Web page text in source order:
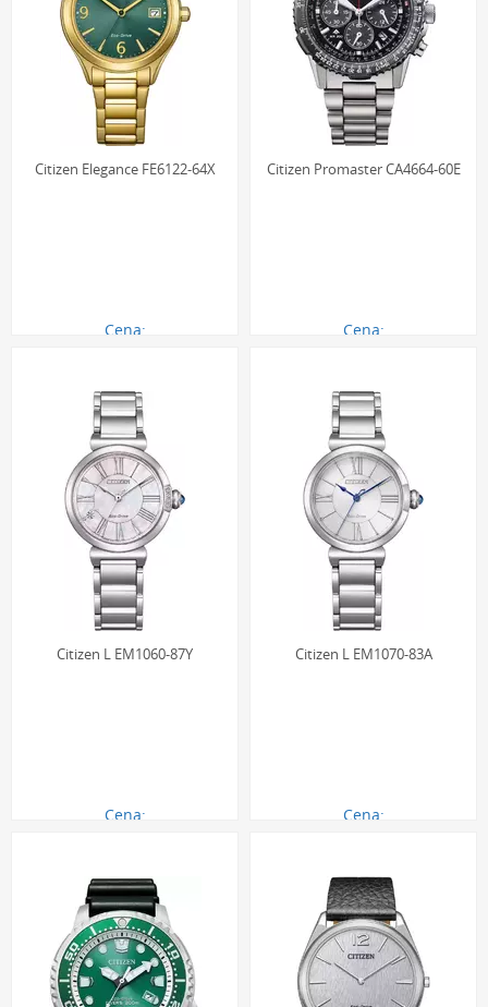
Citizen Elegance FE6122-64X
Cena:
Citizen Promaster CA4664-60E
Cena:
Citizen L EM1060-87Y
Cena:
Citizen L EM1070-83A
Cena: